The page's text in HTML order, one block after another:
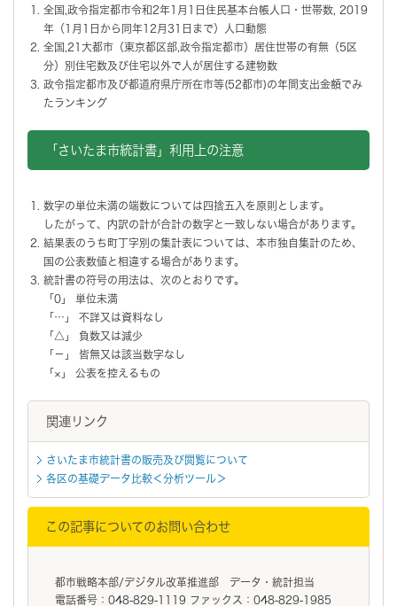
全国,政令指定都市令和2年1月1日住民基本台帳人口・世帯数, 2019
年（1月1日から同年12月31日まで）人口動態
全国,21大都市（東京都区部,政令指定都市）居住世帯の有無（5区
分）別住宅数及び住宅以外で人が居住する建物数
政令指定都市及び都道府県庁所在市等(52都市)の年間支出金額でみ
たランキング
「さいたま市統計書」利用上の注意
数字の単位未満の端数については四捨五入を原則とします。
したがって、内訳の計が合計の数字と一致しない場合があります。
結果表のうち町丁字別の集計表については、本市独自集計のため、
国の公表数値と相違する場合があります。
統計書の符号の用法は、次のとおりです。
「0」 単位未満
「…」 不詳又は資料なし
「△」 負数又は減少
「－」 皆無又は該当数字なし
「×」 公表を控えるもの
関連リンク
さいたま市統計書の販売及び閲覧について
各区の基礎データ比較＜分析ツール＞
この記事についてのお問い合わせ
都市戦略本部/デジタル改革推進部 データ・統計担当
電話番号：048-829-1119 ファックス：048-829-1985